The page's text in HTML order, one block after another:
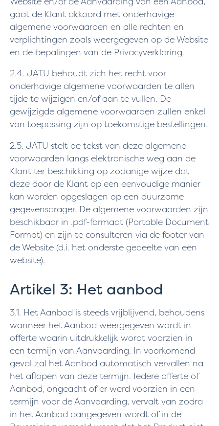
gaat de Klant akkoord met onderhavige
algemene voorwaarden en alle rechten en
verplichtingen zoals weergegeven op de Website
en de bepalingen van de Privacyverklaring.
2.4. JATU behoudt zich het recht voor
onderhavige algemene voorwaarden te allen
tijde te wijzigen en/of aan te vullen. De
gewijzigde algemene voorwaarden zullen enkel
van toepassing zijn op toekomstige bestellingen.
2.5. JATU stelt de tekst van deze algemene
voorwaarden langs elektronische weg aan de
Klant ter beschikking op zodanige wijze dat
deze door de Klant op een eenvoudige manier
kan worden opgeslagen op een duurzame
gegevensdrager. De algemene voorwaarden zijn
beschikbaar in .pdf-formaat (Portable Document
Format) en zijn te consulteren via de footer van
de Website (d.i. het onderste gedeelte van een
website).
Artikel 3: Het aanbod
3.1. Het Aanbod is steeds vrijblijvend, behoudens
wanneer het Aanbod weergegeven wordt in
offerte waarin uitdrukkelijk wordt voorzien in
een termijn van Aanvaarding. In voorkomend
geval zal het Aanbod automatisch vervallen na
het aflopen van deze termijn. Iedere offerte of
Aanbod, ongeacht of er werd voorzien in een
termijn voor de Aanvaarding, vervalt van zodra
in het Aanbod aangegeven wordt of in de